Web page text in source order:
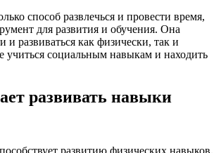
способ развлечься и провести время,
для развития и обучения. Она
и развиваться как физически, так и
учиться социальным навыкам и находить
развивать навыки